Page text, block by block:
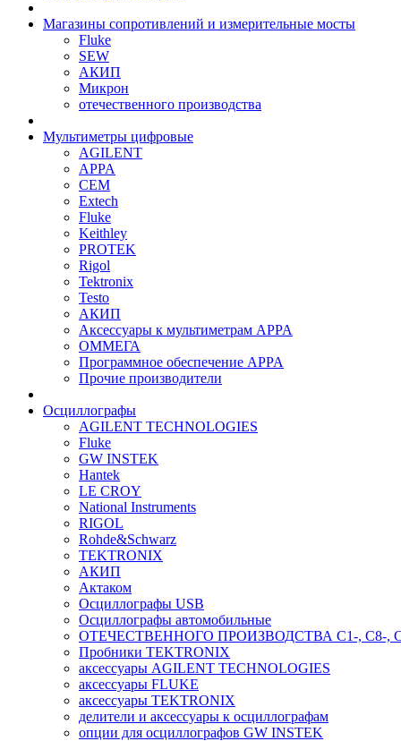
Магазины сопротивлений и измерительные мосты
Fluke
SEW
АКИП
Микрон
отечественного производства
Мультиметры цифровые
AGILENT
APPA
CEM
Extech
Fluke
Keithley
PROTEK
Rigol
Tektronix
Testo
АКИП
Аксессуары к мультиметрам APPA
ОММЕГА
Программное обеспечение APPA
Прочие производители
Осциллографы
AGILENT TECHNOLOGIES
Fluke
GW INSTEK
Hantek
LE CROY
National Instruments
RIGOL
Rohde&Schwarz
TEKTRONIX
АКИП
Актаком
Осциллографы USB
Осциллографы автомобильные
ОТЕЧЕСТВЕННОГО ПРОИЗВОДСТВА С1-, С8-,
Пробники TEKTRONIX
аксессуары AGILENT TECHNOLOGIES
аксессуары FLUKE
аксессуары TEKTRONIX
делители и аксессуары к осциллографам
опции для осциллографов GW INSTEK